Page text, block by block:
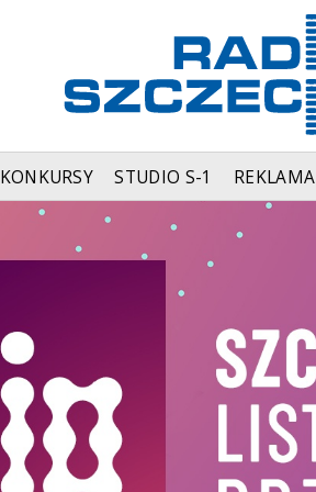
KONKURSY STUDIO S-1 REKLAMA